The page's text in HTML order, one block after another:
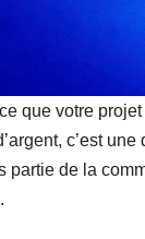
que votre
c’est
partie de la